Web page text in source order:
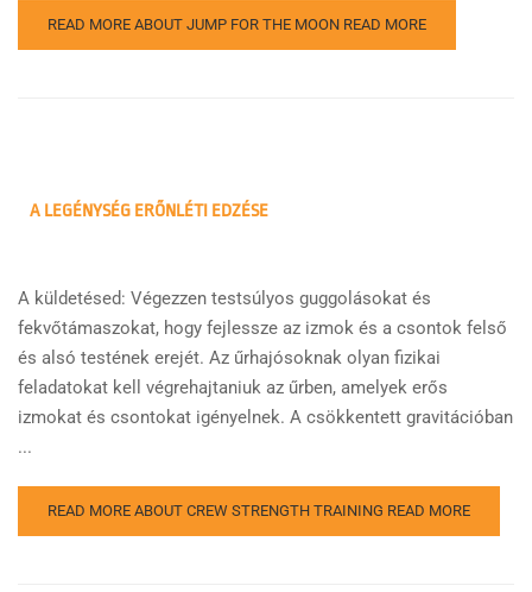
READ MORE ABOUT JUMP FOR THE MOON READ MORE
A LEGÉNYSÉG ERŐNLÉTI EDZÉSE
A küldetésed: Végezzen testsúlyos guggolásokat és
fekvőtámaszokat, hogy fejlessze az izmok és a csontok felső
és alsó testének erejét. Az űrhajósoknak olyan fizikai
feladatokat kell végrehajtaniuk az űrben, amelyek erős
izmokat és csontokat igényelnek. A csökkentett gravitációban
...
READ MORE ABOUT CREW STRENGTH TRAINING READ MORE